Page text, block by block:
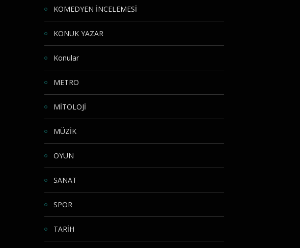
KOMEDYEN İNCELEMESİ
KONUK YAZAR
Konular
METRO
MİTOLOJİ
MÜZİK
OYUN
SANAT
SPOR
TARİH